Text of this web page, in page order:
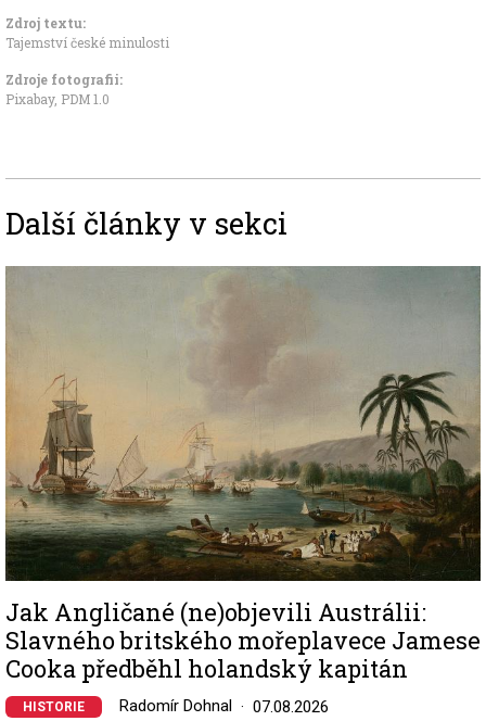
Zdroj textu:
Tajemství české minulosti
Zdroje fotografii:
Pixabay, PDM 1.0
Další články v sekci
Jak Angličané (ne)objevili Austrálii:
Slavného britského mořeplavece Jamese
Cooka předběhl holandský kapitán
HISTORIE Radomír Dohnal 07.08.2026